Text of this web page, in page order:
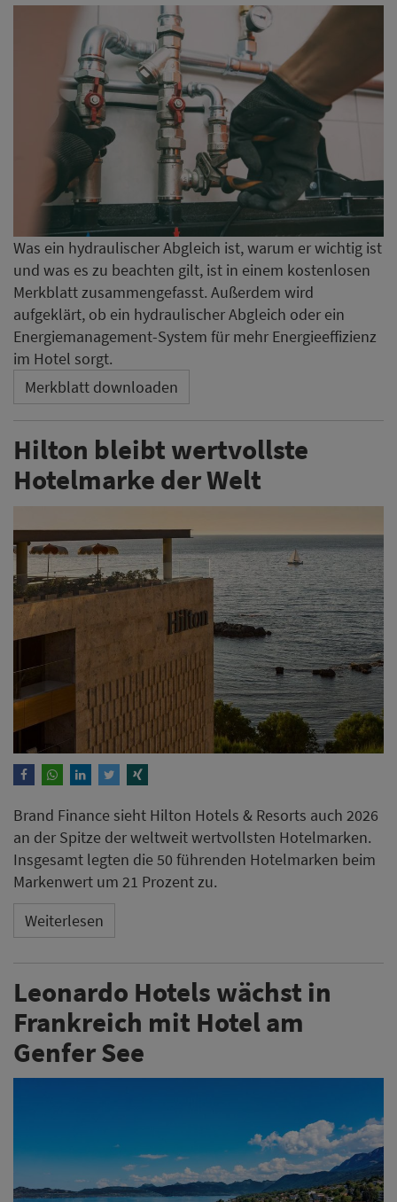
Was ein hydraulischer Abgleich ist, warum er wichtig ist
und was es zu beachten gilt, ist in einem kostenlosen
Merkblatt zusammengefasst. Außerdem wird
aufgeklärt, ob ein hydraulischer Abgleich oder ein
Energiemanagement-System für mehr Energieeffizienz
im Hotel sorgt.
Merkblatt downloaden
Hilton bleibt wertvollste
Hotelmarke der Welt
Brand Finance sieht Hilton Hotels & Resorts auch 2026
an der Spitze der weltweit wertvollsten Hotelmarken.
Insgesamt legten die 50 führenden Hotelmarken beim
Markenwert um 21 Prozent zu.
Weiterlesen
Leonardo Hotels wächst in
Frankreich mit Hotel am
Genfer See